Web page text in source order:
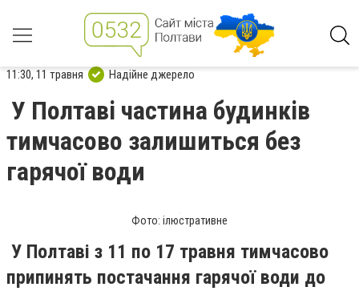
11:30, 11 травня Надійне джерело
У Полтаві частина будинків
тимчасово залишиться без
гарячої води
Фото: ілюстративне
У Полтаві з 11 по 17 травня тимчасово
припинять постачання гарячої води до